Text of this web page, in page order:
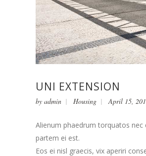
UNI EXTENSION
by admin Housing April 15,
Alienum phaedrum torquatos nec
partem ei est.
Eos ei nisl graecis, vix aperiri